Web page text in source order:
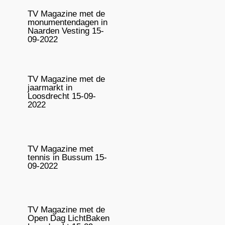
TV Magazine met de
monumentendagen in
Naarden Vesting 15-
09-2022
TV Magazine met de
jaarmarkt in
Loosdrecht 15-09-
2022
TV Magazine met
tennis in Bussum 15-
09-2022
TV Magazine met de
Open Dag LichtBaken